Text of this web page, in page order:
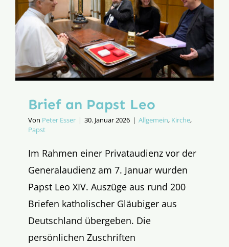
Brief an Papst Leo
Von Peter Esser | 30. Januar 2026 | Allgemein, Kirche,
Papst
Im Rahmen einer Privataudienz vor der
Generalaudienz am 7. Januar wurden
Papst Leo XIV. Auszüge aus rund 200
Briefen katholischer Gläubiger aus
Deutschland übergeben. Die
persönlichen Zuschriften